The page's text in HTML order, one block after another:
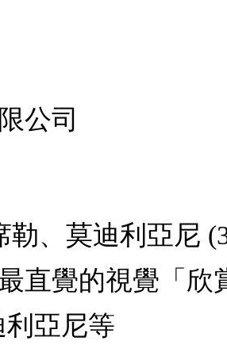
公司
勒、莫迪利亞尼
直覺的視覺「
利亞尼等